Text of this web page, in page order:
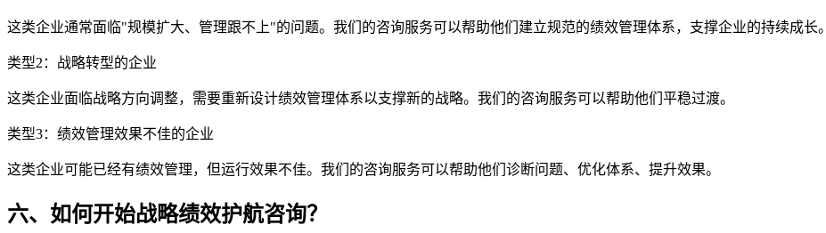
这类企业通常面临"规模扩大、管理跟不上"的问题。我们的咨询服务可以帮助他们建立规范的绩效管理体系，支撑企业的持续成长。
类型2：战略转型的企业
这类企业面临战略方向调整，需要重新设计绩效管理体系以支撑新的战略。我们的咨询服务可以帮助他们平稳过渡。
类型3：绩效管理效果不佳的企业
这类企业可能已经有绩效管理，但运行效果不佳。我们的咨询服务可以帮助他们诊断问题、优化体系、提升效果。
六、如何开始战略绩效护航咨询？